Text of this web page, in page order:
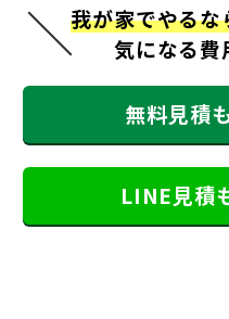
我が家でやる
気になる費
無料見積
LINE見積